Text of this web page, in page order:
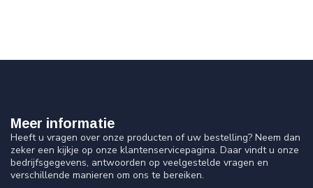
Meer informatie
Heeft u vragen over onze producten of uw bestelling? Neem dan
zeker een kijkje op onze klantenservicepagina. Daar vindt u onze
bedrijfsgegevens, antwoorden op veelgestelde vragen en
verschillende manieren om ons te bereiken.